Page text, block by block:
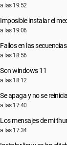
a las 19:52
Imposible instalar el
a las 19:06
Fallos en las
a las 18:56
Son windows 11
a las 18:12
Se apaga y no se
a las 17:40
Los mensajes de mi
a las 17:34